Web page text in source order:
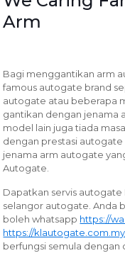
Arm
Bagi menggantikan arm
famous autogate brand
autogate atau beberapa
gantikan dengan jenama
model lain juga tiada
dengan prestasi
jenama arm autogate
Autogate.
Dapatkan servis
selangor autogate. Anda
boleh whatsapp https://
https://
berfungsi semula